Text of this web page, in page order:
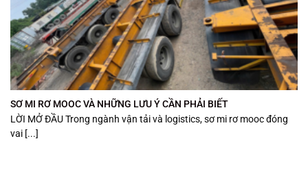
SƠ MI RƠ MOOC VÀ NHỮNG LƯU Ý CẦN PHẢI BIẾT
LỜI MỞ ĐẦU Trong ngành vận tải và logistics, sơ mi rơ mooc đóng
vai [...]